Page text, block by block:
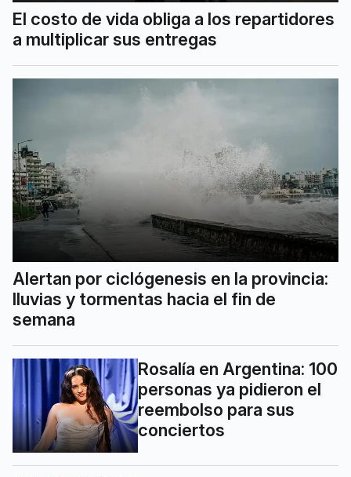
El costo de vida obliga a los repartidores
a multiplicar sus entregas
Alertan por ciclógenesis en la provincia:
lluvias y tormentas hacia el fin de
semana
Rosalía en Argentina: 100
personas ya pidieron el
reembolso para sus
conciertos